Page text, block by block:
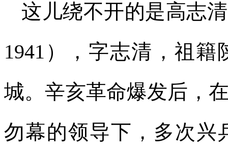
这儿绕不开的是高志
1941），字志清，祖
城。辛亥革命爆发后，
勿幕的领导下，多次兴